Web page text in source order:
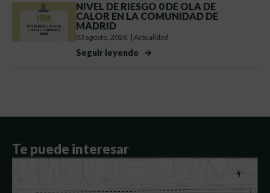
NIVEL DE RIESGO 0 DE OLA DE
CALOR EN LA COMUNIDAD DE
MADRID
03 agosto, 2026 | Actualidad
Seguir leyendo
Te puede interesar